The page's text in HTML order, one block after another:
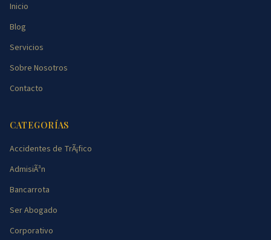
Inicio
Blog
Servicios
Sobre Nosotros
Contacto
CATEGORÍAS
Accidentes de TrÃ¡fico
AdmisiÃ³n
Bancarrota
Ser Abogado
Corporativo